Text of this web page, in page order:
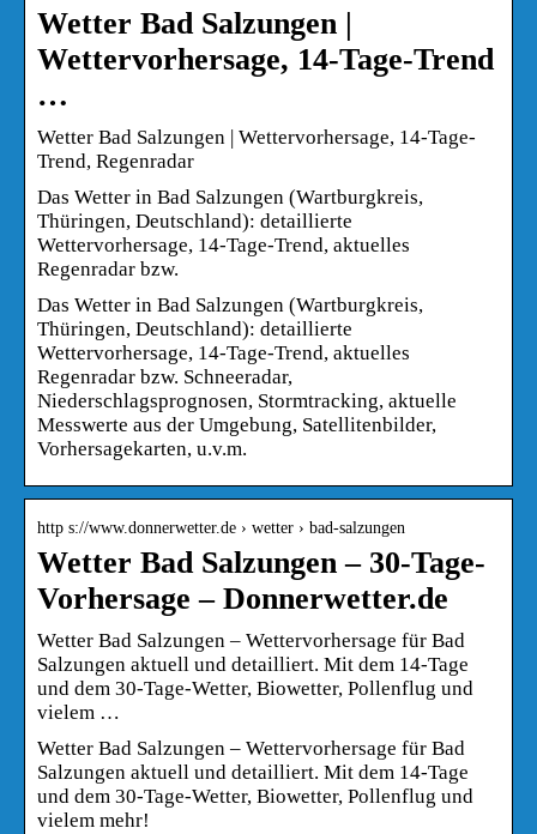
Wetter Bad Salzungen |
Wettervorhersage, 14-Tage-Trend
…
Wetter Bad Salzungen | Wettervorhersage, 14-Tage-
Trend, Regenradar
Das Wetter in Bad Salzungen (Wartburgkreis,
Thüringen, Deutschland): detaillierte
Wettervorhersage, 14-Tage-Trend, aktuelles
Regenradar bzw.
Das Wetter in Bad Salzungen (Wartburgkreis,
Thüringen, Deutschland): detaillierte
Wettervorhersage, 14-Tage-Trend, aktuelles
Regenradar bzw. Schneeradar,
Niederschlagsprognosen, Stormtracking, aktuelle
Messwerte aus der Umgebung, Satellitenbilder,
Vorhersagekarten, u.v.m.
http s://www.donnerwetter.de › wetter › bad-salzungen
Wetter Bad Salzungen – 30-Tage-
Vorhersage – Donnerwetter.de
Wetter Bad Salzungen – Wettervorhersage für Bad
Salzungen aktuell und detailliert. Mit dem 14-Tage
und dem 30-Tage-Wetter, Biowetter, Pollenflug und
vielem …
Wetter Bad Salzungen – Wettervorhersage für Bad
Salzungen aktuell und detailliert. Mit dem 14-Tage
und dem 30-Tage-Wetter, Biowetter, Pollenflug und
vielem mehr!